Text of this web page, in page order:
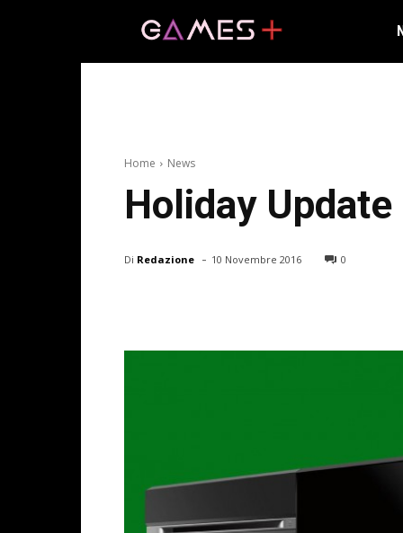
Home News
Holiday
Di Redazione - 10 Novembre 2016 0